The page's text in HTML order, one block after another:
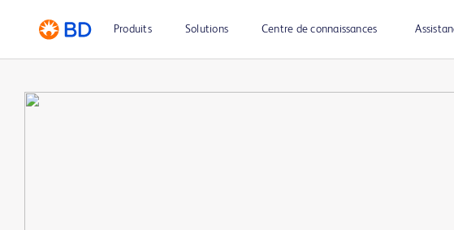
Produits Solutions Centre de connaissances